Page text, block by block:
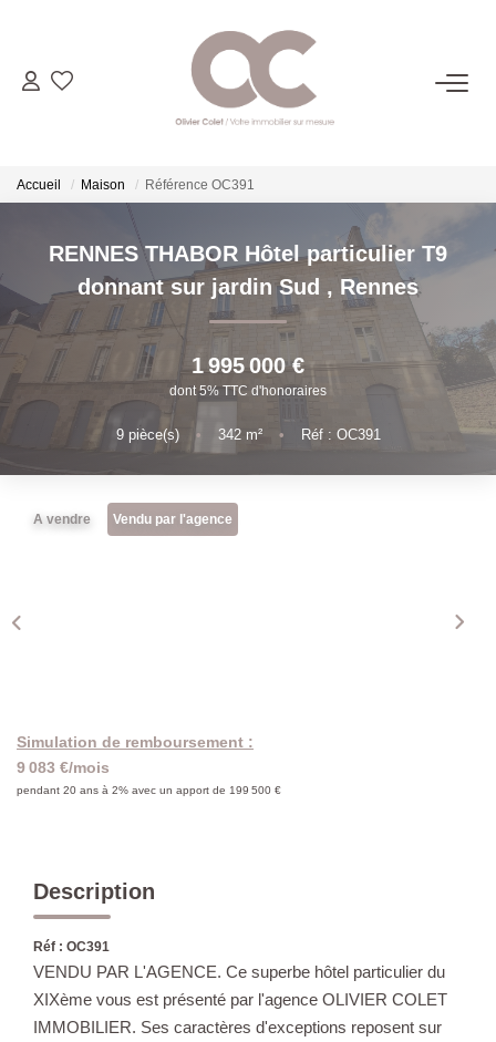
06.14.98.69.34
ACHETER
LOUER
ESTIMER
L'AGENCE
CONTACT
Accueil Maison Référence OC391
RENNES THABOR Hôtel particulier T9
donnant sur jardin Sud , Rennes
1 995 000 €
dont 5% TTC d'honoraires
9pièce(s) • 342m² • Réf : OC391
A vendre Vendu par l'agence
Simulation de remboursement :
9 083 €/mois
pendant 20 ans à 2% avec un apport de 199 500 €
Description
Réf : OC391
VENDU PAR L'AGENCE. Ce superbe hôtel particulier du
XIXème vous est présenté par l'agence OLIVIER COLET
IMMOBILIER. Ses caractères d'exceptions reposent sur